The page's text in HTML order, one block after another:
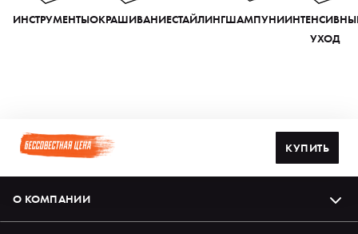
ИНСТРУМЕНТЫОКРАШИВАНИЕСТАЙЛИНГШАМПУНИ
УХОД
КУПИТЬ
О КОМПАНИИ